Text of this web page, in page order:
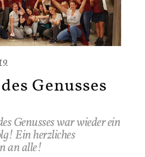
Genusses
Genusses war wieder ein
Ein herzliches
an alle!